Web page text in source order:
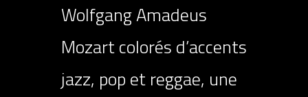
Wolfgang Amadeus
Mozart colorés d’accents
jazz, pop et reggae, une